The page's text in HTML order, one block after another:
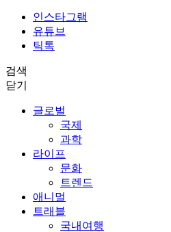
인스타그램
유튜브
틱톡
검색
닫기
글로벌
국제
과학
라이프
문화
트렌드
애니멀
트래블
국내여행